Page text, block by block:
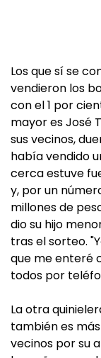
Los que sí se
vendieron los
con el 1 por
mayor es José
sus vecinos,
había vendido
cerca estuve
y, por un
millones de
dio su hijo
tras el sorteo.
que me enteré
todos por
La otra
también es
vecinos por su